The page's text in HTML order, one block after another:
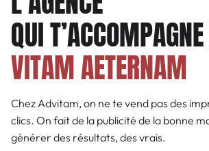
QUI T’ACCOMPAGNE
VITAM AETERNAM
Chez Advitam, on ne te vend pas des
clics. On fait de la publicité de la bonne
générer des résultats, des vrais.